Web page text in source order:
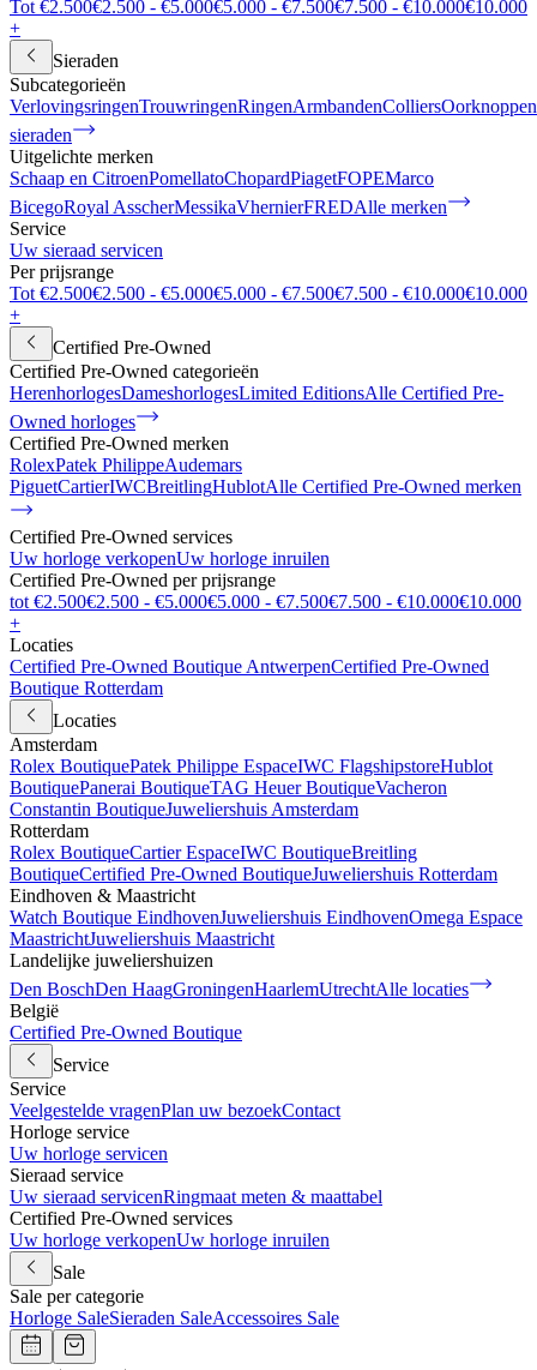
Tot €2.500€2.500 - €5.000€5.000 - €7.500€7.500 - €10.000€10.000
+
Sieraden
Subcategorieën
VerlovingsringenTrouwringenRingenArmbandenColliersOorknoppen
sieraden
Uitgelichte merken
Schaap en CitroenPomellatoChopardPiagetFOPEMarco
BicegoRoyal AsscherMessikaVhernierFREDAlle merken
Service
Uw sieraad servicen
Per prijsrange
Tot €2.500€2.500 - €5.000€5.000 - €7.500€7.500 - €10.000€10.000
+
Certified Pre-Owned
Certified Pre-Owned categorieën
HerenhorlogesDameshorlogesLimited EditionsAlle Certified Pre-
Owned horloges
Certified Pre-Owned merken
RolexPatek PhilippeAudemars
PiguetCartierIWCBreitlingHublotAlle Certified Pre-Owned merken
Certified Pre-Owned services
Uw horloge verkopenUw horloge inruilen
Certified Pre-Owned per prijsrange
tot €2.500€2.500 - €5.000€5.000 - €7.500€7.500 - €10.000€10.000
+
Locaties
Certified Pre-Owned Boutique AntwerpenCertified Pre-Owned
Boutique Rotterdam
Locaties
Amsterdam
Rolex BoutiquePatek Philippe EspaceIWC FlagshipstoreHublot
BoutiquePanerai BoutiqueTAG Heuer BoutiqueVacheron
Constantin BoutiqueJuweliershuis Amsterdam
Rotterdam
Rolex BoutiqueCartier EspaceIWC BoutiqueBreitling
BoutiqueCertified Pre-Owned BoutiqueJuweliershuis Rotterdam
Eindhoven & Maastricht
Watch Boutique EindhovenJuweliershuis EindhovenOmega Espace
MaastrichtJuweliershuis Maastricht
Landelijke juweliershuizen
Den BoschDen HaagGroningenHaarlemUtrechtAlle locaties
België
Certified Pre-Owned Boutique
Service
Service
Veelgestelde vragenPlan uw bezoekContact
Horloge service
Uw horloge servicen
Sieraad service
Uw sieraad servicenRingmaat meten & maattabel
Certified Pre-Owned services
Uw horloge verkopenUw horloge inruilen
Sale
Sale per categorie
Horloge SaleSieraden SaleAccessoires Sale